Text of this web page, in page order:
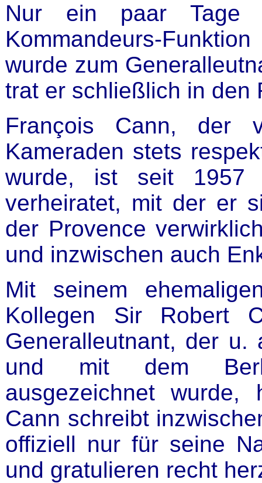
Nur ein paar Tage
Kommandeurs-
wurde zum
trat er schließlich in den
François Cann, der
Kameraden stets
wurde, ist seit 1957
verheiratet, mit der er
der Provence
und inzwischen auch
Mit seinem
Kollegen Sir Robert
Generalleutnant, der
und mit dem
ausgezeichnet
Cann schreibt
offiziell nur für seine
und gratulieren recht